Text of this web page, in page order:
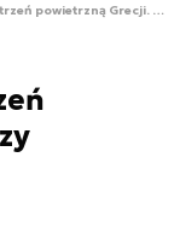
Turcy naruszyli przestrzeń powietrzną Grecji. 71 razy